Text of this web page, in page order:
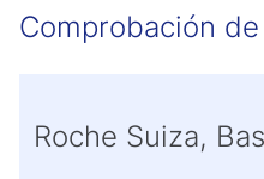
Comprobación
Roche Suiza,